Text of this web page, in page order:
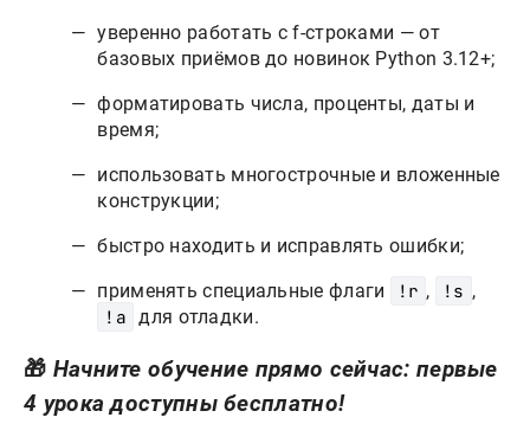
уверенно работать с f-строками — от
базовых приёмов до новинок Python 3.12+;
форматировать числа, проценты, даты и
время;
использовать многострочные и вложенные
конструкции;
быстро находить и исправлять ошибки;
применять специальные флаги
!r , !s ,
!a для отладки.
🎁 Начните обучение прямо сейчас: первые
4 урока доступны бесплатно!